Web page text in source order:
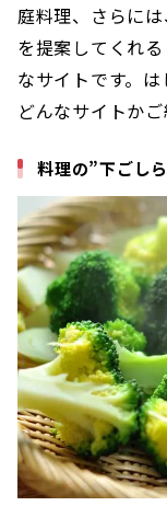
庭料理、さらに
を提案してくれ
なサイトです。
どんなサイトかご
料理の”下ごし